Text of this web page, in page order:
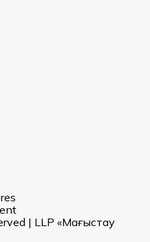
| LLP «Маңғыстау